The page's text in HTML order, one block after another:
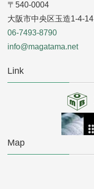
〒540-0004
大阪市中央区玉造1-4-14
06-7493-8790
info@magatama.net
Link
Map